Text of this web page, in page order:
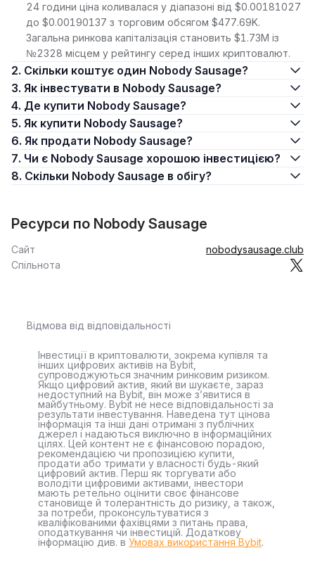
24 години ціна коливалася у діапазоні від $0.00181027
до $0.00190137 з торговим обсягом $477.69K.
Загальна ринкова капіталізація становить $1.73M із
№2328 місцем у рейтингу серед інших криптовалют.
2. Скільки коштує один Nobody Sausage?
3. Як інвестувати в Nobody Sausage?
4. Де купити Nobody Sausage?
5. Як купити Nobody Sausage?
6. Як продати Nobody Sausage?
7. Чи є Nobody Sausage хорошою інвестицією?
8. Скільки Nobody Sausage в обігу?
Ресурси по Nobody Sausage
Сайт
nobodysausage.club
Спільнота
Відмова від відповідальності
Інвестиції в криптовалюти, зокрема купівля та
інших цифрових активів на Bybit,
супроводжуються значним ринковим ризиком.
Якщо цифровий актив, який ви шукаєте, зараз
недоступний на Bybit, він може з’явитися в
майбутньому. Bybit не несе відповідальності за
результати інвестування. Наведена тут цінова
інформація та інші дані отримані з публічних
джерел і надаються виключно в інформаційних
цілях. Цей контент не є фінансовою порадою,
рекомендацією чи пропозицією купити,
продати або тримати у власності будь-який
цифровий актив. Перш як торгувати або
володіти цифровими активами, інвестори
мають ретельно оцінити своє фінансове
становище й толерантність до ризику, а також,
за потреби, проконсультуватися з
кваліфікованими фахівцями з питань права,
оподаткування чи інвестицій. Додаткову
інформацію див. в Умовах використання Bybit.